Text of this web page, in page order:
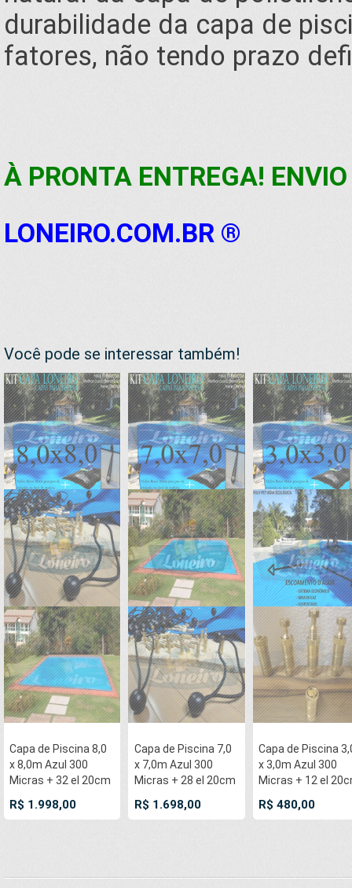
durabilidade da capa de
fatores, não tendo prazo
À PRONTA ENTREGA!
LONEIRO.COM.BR ®
Você pode se interessar também!
Capa de Piscina 8,0
x 8,0m Azul 300
Micras + 32 el 20cm
para escoamento d’
R$ 1.998,00
Capa de Piscina 7,0
x 7,0m Azul 300
Micras + 28 el 20cm
para escoamento d’
R$ 1.698,00
Capa de Piscina
x 3,0m Azul 300
Micras + 12 el
R$ 480,00